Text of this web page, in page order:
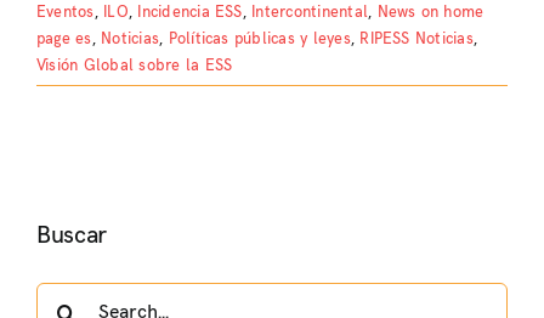
Eventos, ILO, Incidencia ESS, Intercontinental, News on home
page es, Noticias, Políticas públicas y leyes, RIPESS Noticias,
Visión Global sobre la ESS
Buscar